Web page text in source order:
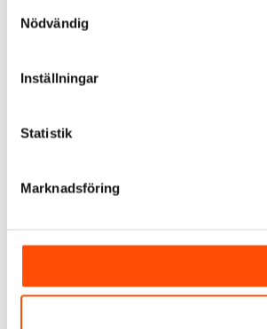
Nödvändig
Inställningar
Statistik
Marknadsföring